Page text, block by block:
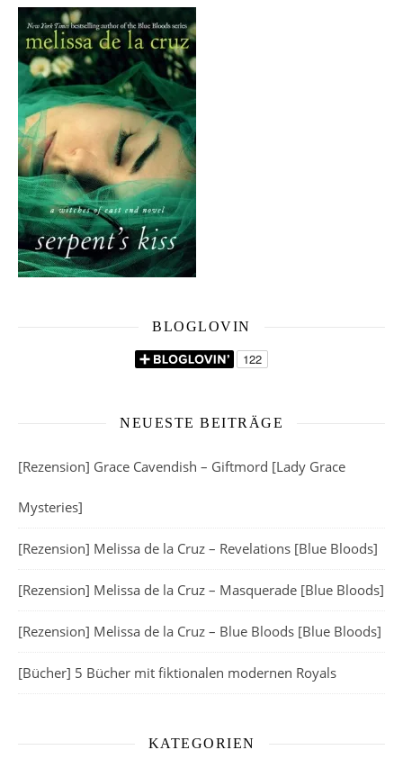
BLOGLOVIN
NEUESTE BEITRÄGE
[Rezension] Grace Cavendish – Giftmord [Lady Grace
Mysteries]
[Rezension] Melissa de la Cruz – Revelations [Blue Bloods]
[Rezension] Melissa de la Cruz – Masquerade [Blue Bloods]
[Rezension] Melissa de la Cruz – Blue Bloods [Blue Bloods]
[Bücher] 5 Bücher mit fiktionalen modernen Royals
KATEGORIEN